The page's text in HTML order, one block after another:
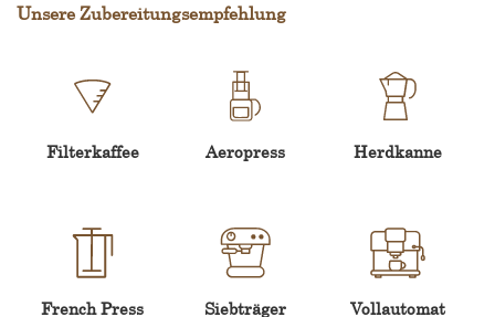
Unsere Zubereitungsempfehlung
Filterkaffee Aeropress Herdkanne
French Press Siebträger Vollautomat